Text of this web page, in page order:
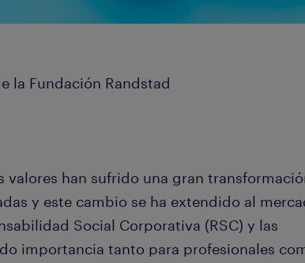
la Fundación Randstad
valores han sufrido una gran
y este cambio se ha extendido al
Social Corporativa (RSC) y las
importancia tanto para profesionales